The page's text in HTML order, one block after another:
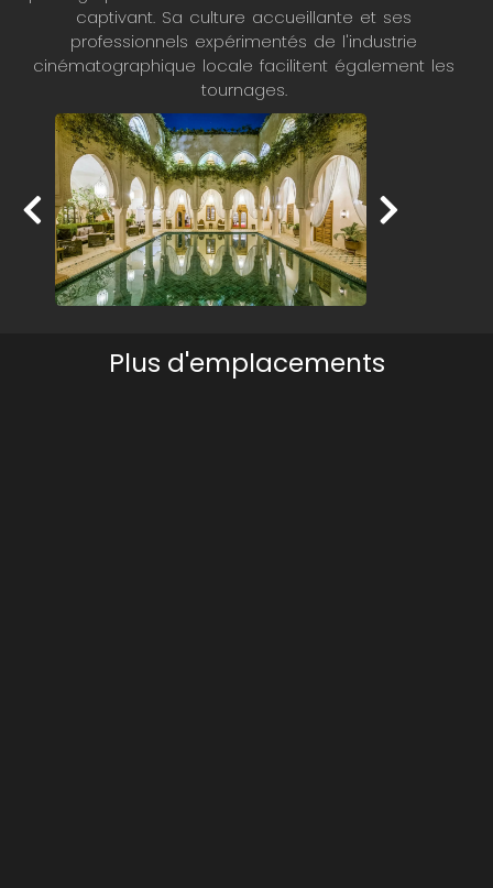
captivant. Sa culture accueillante et ses
professionnels expérimentés de l'industrie
cinématographique locale facilitent également les
tournages.
Plus d'emplacements